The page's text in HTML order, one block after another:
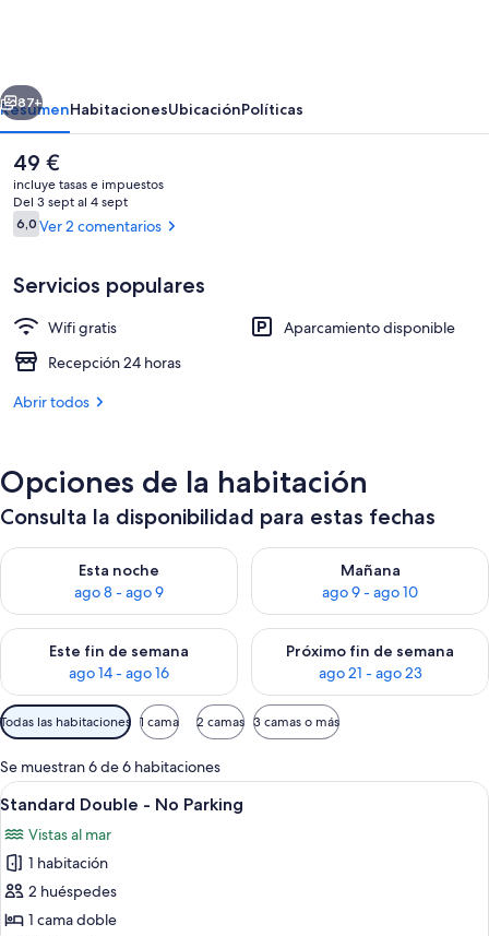
Deluxe Double Ocean View - No
Siguiente
87+
ResumenHabitacionesUbicaciónPolíticas
El
precio
actual
es
de
49 €
incluye tasas e impuestos
Del 3 sept al 4 sept
Comentarios
6,06,0 de 10
Ver 2 comentarios
Servicios populares
Wifi gratis
Aparcamiento disponible
Recepción 24 horas
Abrir todos
Opciones de la habitación
Consulta la disponibilidad para estas fechas
Esta noche
ago 8 - ago 9
Consulta la disponibilidad para esta noche, ago 8 - ago 9
Mañana
ago 9 - ago 10
Consulta la disponibilidad
Este fin de semana
ago 14 - ago 16
Consulta la disponibilidad para este fin de semana, ago 14 -
Próximo fin de semana
ago 21 - ago 23
Consulta la disponibilidad
Filtros
disponibles
para
las
habitaciones
Todas las habitaciones 1 cama 2 camas 3 camas o más
Se muestran 6 de 6 habitaciones
Abrir
todas
las
fotos
de
Standard
Standard Double - No Parking | Wifi
14
Standard Double - No Parking
Vistas al mar
1 habitación
2 huéspedes
1 cama doble